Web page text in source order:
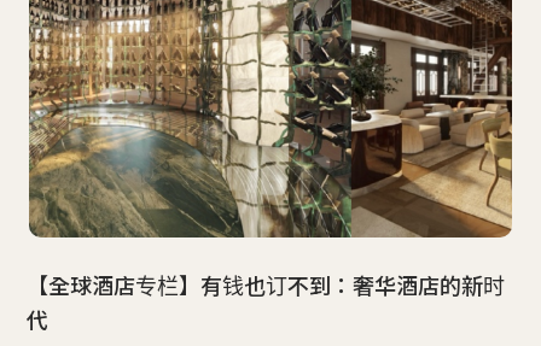
【全球酒店专栏】有钱也订不到：奢华酒店的新时
代